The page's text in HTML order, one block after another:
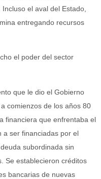
el aval del Estado,
entregando recursos
el poder del sector
que le dio el Gobierno
comienzos de los años 80
financiera que enfrentaba el
a ser financiadas por el
subordinada sin
Se establecieron créditos
bancarias de nuevas